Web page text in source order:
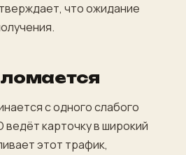
что ожидание
с одного слабого
ведёт карточку в широкий
этот трафик,